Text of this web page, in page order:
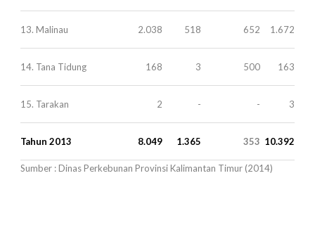
13. Malinau 2.038 518 652 1.672
14. Tana Tidung 168 3 500 163
15. Tarakan 2 - - 3
Tahun 2013 8.049 1.365 353 10.392
Sumber : Dinas Perkebunan Provinsi Kalimantan Timur (2014)